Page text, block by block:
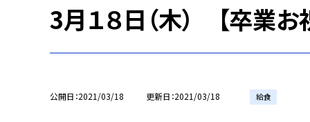
3月１８日（木） 【卒業お
公開日 2021/03/18 更新日 2021/03/18 給食